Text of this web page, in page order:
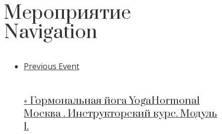
Мероприятие
Navigation
Previous Event
« Гормональная йога YogaHormonal
Москва . Инструкторский курс. Модуль
1.